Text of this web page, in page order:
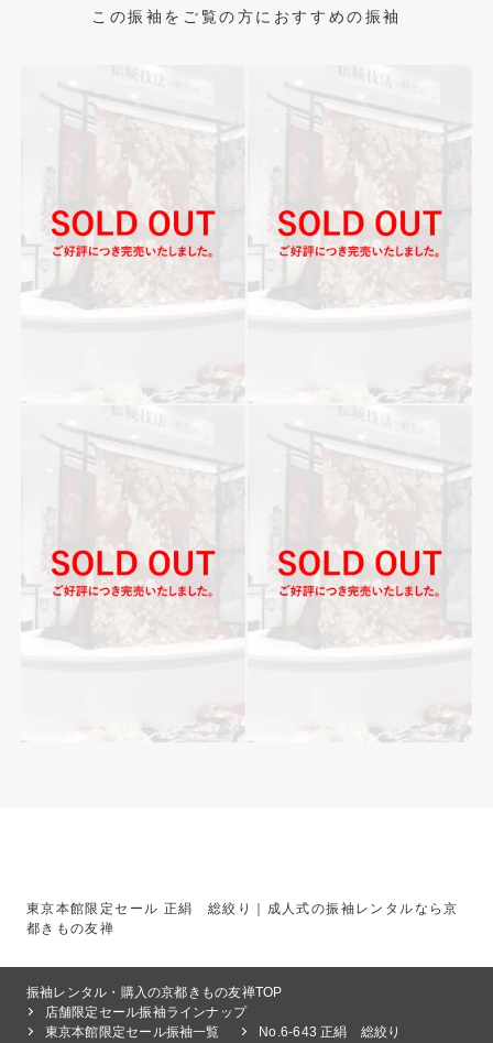
この振袖をご覧の方におすすめの振袖
東京本館限定セール 正絹 総絞り｜成人式の振袖レンタルなら京
都きもの友禅
振袖レンタル・購入の京都きもの友禅TOP
店舗限定セール振袖ラインナップ
東京本館限定セール振袖一覧
No.6-643 正絹 総絞り